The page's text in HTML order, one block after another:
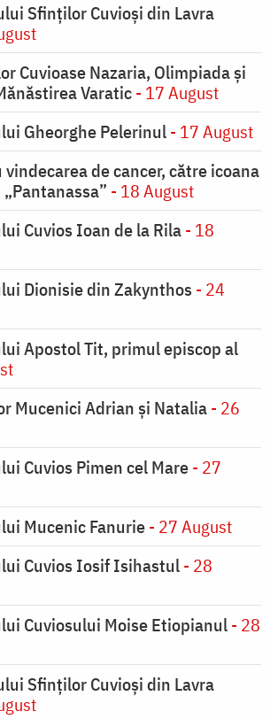
Sfinților Cuvioși din Lavra
Cuvioase Nazaria, Olimpiada și
Varatic- 17 August
Gheorghe Pelerinul- 17 August
de cancer, către icoana
- 18 August
Cuvios Ioan de la Rila- 18
Dionisie din Zakynthos - 24
Apostol Tit, primul episcop al
Mucenici Adrian și Natalia- 26
Cuvios Pimen cel Mare- 27
Mucenic Fanurie- 27 August
Cuvios Iosif Isihastul- 28
Cuviosului Moise Etiopianul- 28
Sfinților Cuvioși din Lavra